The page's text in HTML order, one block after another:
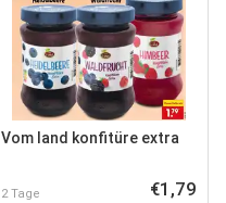
Vom land konfitüre extra
2 Tage €1,79